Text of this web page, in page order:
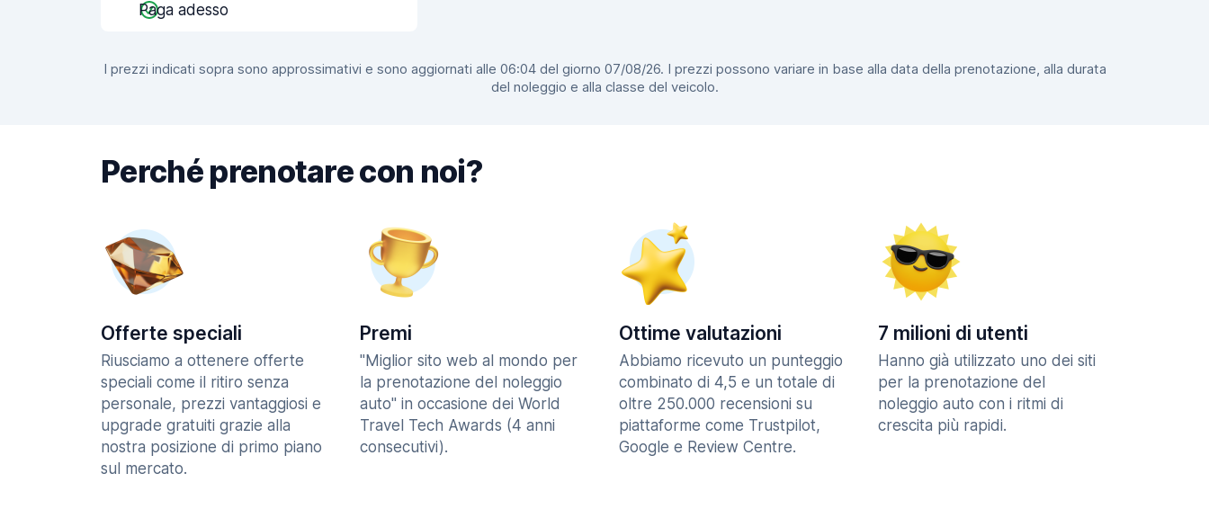
Paga adesso
I prezzi indicati sopra sono approssimativi e sono aggiornati alle 06:04 del giorno 07/08/26. I prezzi possono variare in base alla data della prenotazione, alla durata
del noleggio e alla classe del veicolo.
Perché prenotare con noi?
Offerte speciali
Riusciamo a ottenere offerte
speciali come il ritiro senza
personale, prezzi vantaggiosi e
upgrade gratuiti grazie alla
nostra posizione di primo piano
sul mercato.
Premi
"Miglior sito web al mondo per
la prenotazione del noleggio
auto" in occasione dei World
Travel Tech Awards (4 anni
consecutivi).
Ottime valutazioni
Abbiamo ricevuto un punteggio
combinato di 4,5 e un totale di
oltre 250.000 recensioni su
piattaforme come Trustpilot,
Google e Review Centre.
7 milioni di utenti
Hanno già utilizzato uno dei siti
per la prenotazione del
noleggio auto con i ritmi di
crescita più rapidi.